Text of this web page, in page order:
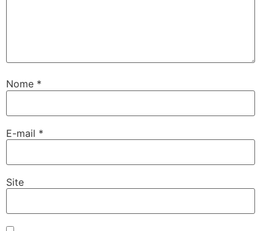
Nome *
E-mail *
Site